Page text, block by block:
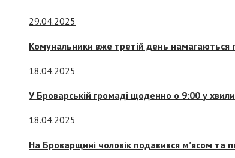
29.04.2025
Комунальники вже третій день намагаються
18.04.2025
У Броварській громаді щоденно о 9:00 у
18.04.2025
На Броварщині чоловік подавився м’ясом та